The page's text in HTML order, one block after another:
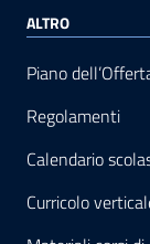
ALTRO
Piano
Regolamenti
Calendario
Curricolo